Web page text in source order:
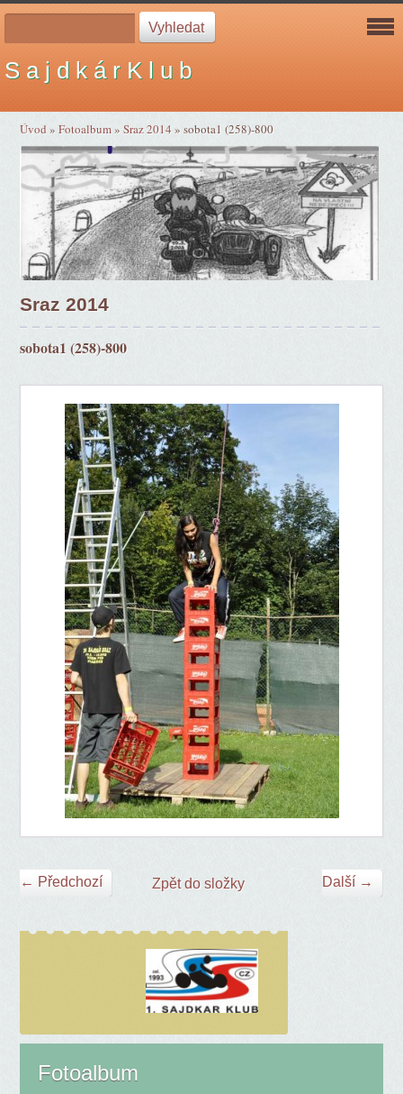
S a j d k á r K l u b
Úvod »Fotoalbum»Sraz 2014»sobota1 (258)-800
Sraz 2014
sobota1 (258)-800
← Předchozí Další →
Zpět do složky
Fotoalbum